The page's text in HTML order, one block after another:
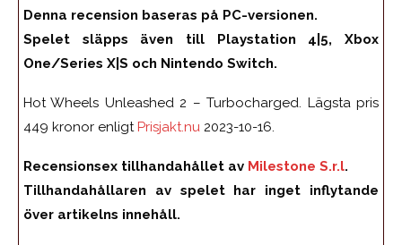
Denna recension baseras på PC-versionen.
Spelet släpps även till Playstation 4|5, Xbox
One/Series X|S och Nintendo Switch.
Hot Wheels Unleashed 2 – Turbocharged. Lägsta pris
449 kronor enligt Prisjakt.nu 2023-10-16.
Recensionsex tillhandahållet av Milestone S.r.l.
Tillhandahållaren av spelet har inget inflytande
över artikelns innehåll.